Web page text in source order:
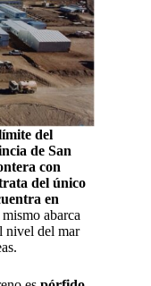
del
de San
con
del único
en
abarca
nivel del mar